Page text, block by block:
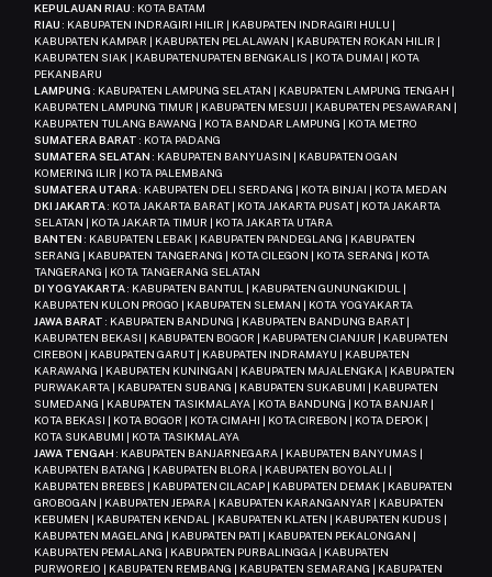
KEPULAUAN RIAU : KOTA BATAM
RIAU : KABUPATEN INDRAGIRI HILIR | KABUPATEN INDRAGIRI HULU |
KABUPATEN KAMPAR | KABUPATEN PELALAWAN | KABUPATEN ROKAN HILIR |
KABUPATEN SIAK | KABUPATENUPATEN BENGKALIS | KOTA DUMAI | KOTA
PEKANBARU
LAMPUNG : KABUPATEN LAMPUNG SELATAN | KABUPATEN LAMPUNG TENGAH |
KABUPATEN LAMPUNG TIMUR | KABUPATEN MESUJI | KABUPATEN PESAWARAN |
KABUPATEN TULANG BAWANG | KOTA BANDAR LAMPUNG | KOTA METRO
SUMATERA BARAT : KOTA PADANG
SUMATERA SELATAN : KABUPATEN BANYUASIN | KABUPATEN OGAN
KOMERING ILIR | KOTA PALEMBANG
SUMATERA UTARA: KABUPATEN DELI SERDANG | KOTA BINJAI | KOTA MEDAN
DKI JAKARTA: KOTA JAKARTA BARAT | KOTA JAKARTA PUSAT | KOTA JAKARTA
SELATAN | KOTA JAKARTA TIMUR | KOTA JAKARTA UTARA
BANTEN : KABUPATEN LEBAK | KABUPATEN PANDEGLANG | KABUPATEN
SERANG | KABUPATEN TANGERANG | KOTA CILEGON | KOTA SERANG | KOTA
TANGERANG | KOTA TANGERANG SELATAN
DI YOGYAKARTA: KABUPATEN BANTUL | KABUPATEN GUNUNGKIDUL |
KABUPATEN KULON PROGO | KABUPATEN SLEMAN | KOTA YOGYAKARTA
JAWA BARAT : KABUPATEN BANDUNG | KABUPATEN BANDUNG BARAT |
KABUPATEN BEKASI | KABUPATEN BOGOR | KABUPATEN CIANJUR | KABUPATEN
CIREBON | KABUPATEN GARUT | KABUPATEN INDRAMAYU | KABUPATEN
KARAWANG | KABUPATEN KUNINGAN | KABUPATEN MAJALENGKA | KABUPATEN
PURWAKARTA | KABUPATEN SUBANG | KABUPATEN SUKABUMI | KABUPATEN
SUMEDANG | KABUPATEN TASIKMALAYA | KOTA BANDUNG | KOTA BANJAR |
KOTA BEKASI | KOTA BOGOR | KOTA CIMAHI | KOTA CIREBON | KOTA DEPOK |
KOTA SUKABUMI | KOTA TASIKMALAYA
JAWA TENGAH : KABUPATEN BANJARNEGARA | KABUPATEN BANYUMAS |
KABUPATEN BATANG | KABUPATEN BLORA | KABUPATEN BOYOLALI |
KABUPATEN BREBES | KABUPATEN CILACAP | KABUPATEN DEMAK | KABUPATEN
GROBOGAN | KABUPATEN JEPARA | KABUPATEN KARANGANYAR | KABUPATEN
KEBUMEN | KABUPATEN KENDAL | KABUPATEN KLATEN | KABUPATEN KUDUS |
KABUPATEN MAGELANG | KABUPATEN PATI | KABUPATEN PEKALONGAN |
KABUPATEN PEMALANG | KABUPATEN PURBALINGGA | KABUPATEN
PURWOREJO | KABUPATEN REMBANG | KABUPATEN SEMARANG | KABUPATEN